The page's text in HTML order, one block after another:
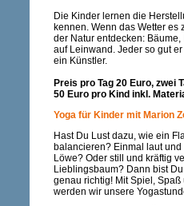
Die Kinder lernen die
kennen. Wenn das Wetter es
der Natur entdecken:
auf Leinwand. Jeder so gut
ein Künstler.
Preis pro Tag 20 Euro, zwei
50 Euro pro Kind inkl.
Yoga für Kinder mit Marion
Hast Du Lust dazu, wie ein
balancieren? Einmal laut
Löwe? Oder still und kräftig
Lieblingsbaum? Dann bist
genau richtig! Mit Spiel,
werden wir unsere